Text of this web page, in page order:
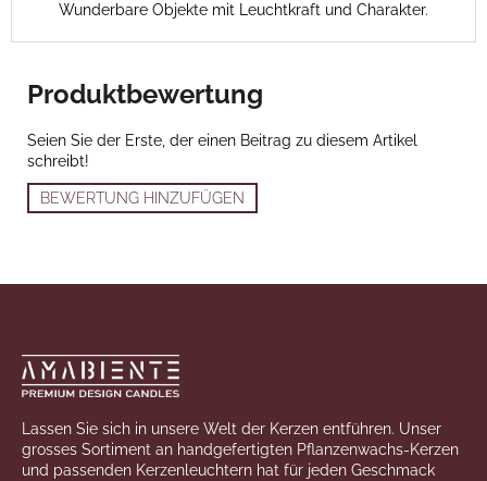
Wunderbare Objekte mit Leuchtkraft und Charakter.
Produktbewertung
Seien Sie der Erste, der einen Beitrag zu diesem Artikel
schreibt!
BEWERTUNG HINZUFÜGEN
Lassen Sie sich in unsere Welt der Kerzen entführen. Unser
grosses Sortiment an handgefertigten Pflanzenwachs-Kerzen
und passenden Kerzenleuchtern hat für jeden Geschmack